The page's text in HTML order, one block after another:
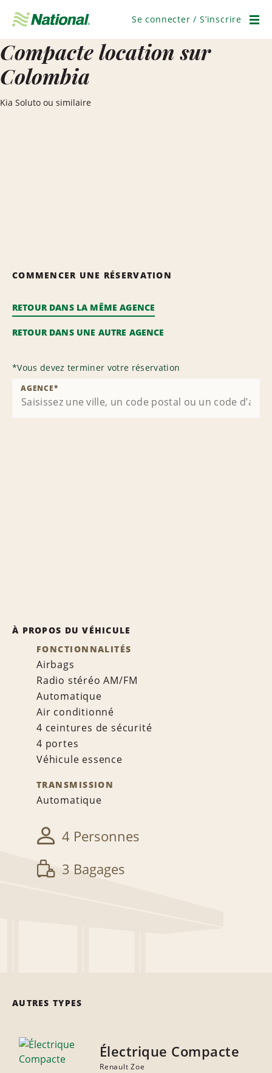
navigation
Se connecter / S’inscrire
Compacte location sur
Colombia
Kia Soluto ou similaire
COMMENCER UNE RÉSERVATION
RETOUR DANS LA MÊME AGENCE
RETOUR DANS UNE AUTRE AGENCE
*Vous devez terminer votre réservation
AGENCE*
À PROPOS DU VÉHICULE
FONCTIONNALITÉS
Airbags
Radio stéréo AM/FM
Automatique
Air conditionné
4 ceintures de sécurité
4 portes
Véhicule essence
TRANSMISSION
Automatique
4 Personnes
3 Bagages
AUTRES TYPES
Électrique Compacte
Renault Zoe